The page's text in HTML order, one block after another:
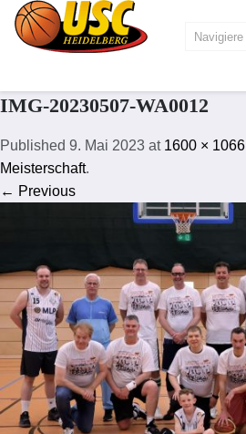
IMG-20230507-WA0012
Published 9. Mai 2023 at 1600 × 1066
Meisterschaft.
← Previous